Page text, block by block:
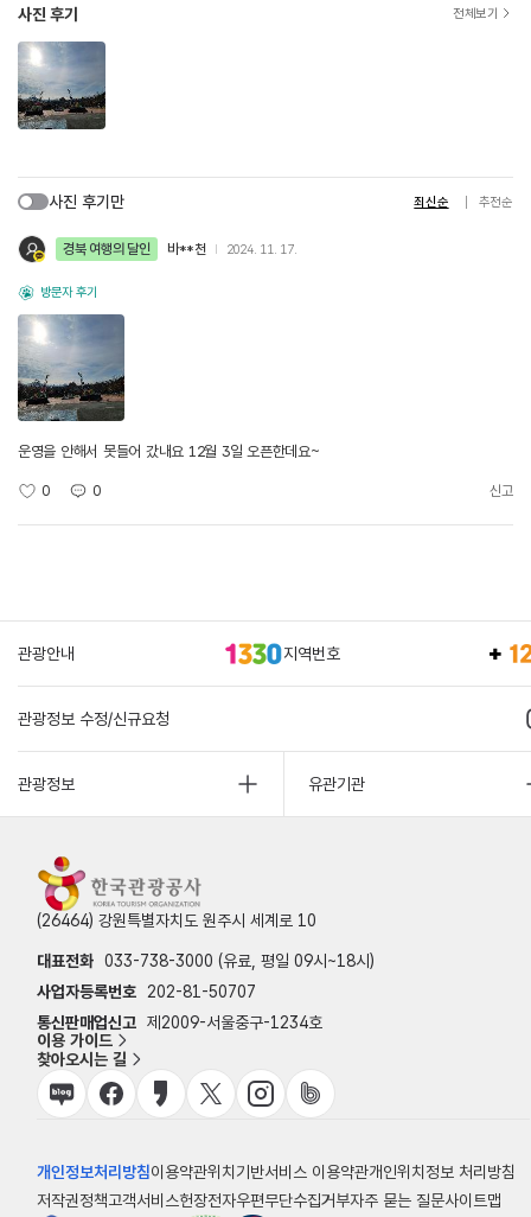
사진 후기 전체보기
사진 후기만 최신순 추천순
경북 여행의 달인 바**천 2024. 11. 17.
방문자 후기
운영을 안해서 못들어 갔내요 12월 3일 오픈한데요~
0 0 신고
관광안내 지역번호
관광정보 수정/신규요청
관광정보 유관기관
(26464) 강원특별자치도 원주시 세계로 10
대표전화 033-738-3000 (유료, 평일 09시~18시)
사업자등록번호
202-81-50707
통신판매업신고 제2009-서울중구-1234호
이용 가이드
찾아오시는 길
개인정보처리방침이용약관위치기반서비스 이용약관개인위치정보 처리방침
저작권정책고객서비스헌장전자우편무단수집거부자주 묻는 질문사이트맵